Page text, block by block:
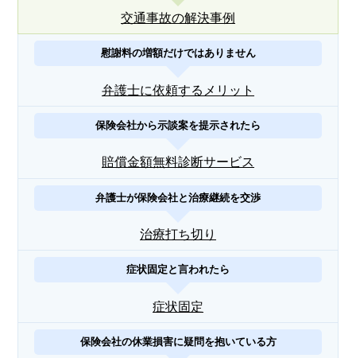
交通事故の解決事例
慰謝料の増額だけではありません
弁護士に依頼するメリット
保険会社から示談案を提示されたら
賠償金額無料診断サービス
弁護士が保険会社と治療継続を交渉
治療打ち切り
症状固定と言われたら
症状固定
保険会社の休業損害に疑問を抱いている方